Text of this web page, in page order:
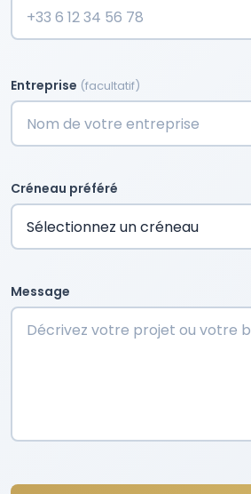
Entreprise (facultatif)
Créneau préféré
Message